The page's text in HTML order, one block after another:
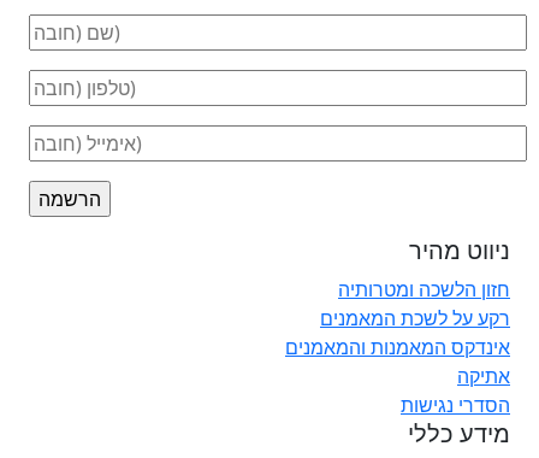
ניווט מהיר
חזון הלשכה ומטרותיה
רקע על לשכת המאמנים
אינדקס המאמנות והמאמנים
אתיקה
הסדרי נגישות
מידע כללי